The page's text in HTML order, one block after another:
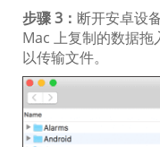
步骤 3： 断开安卓设
Mac 上复制的数据
以传输文件。